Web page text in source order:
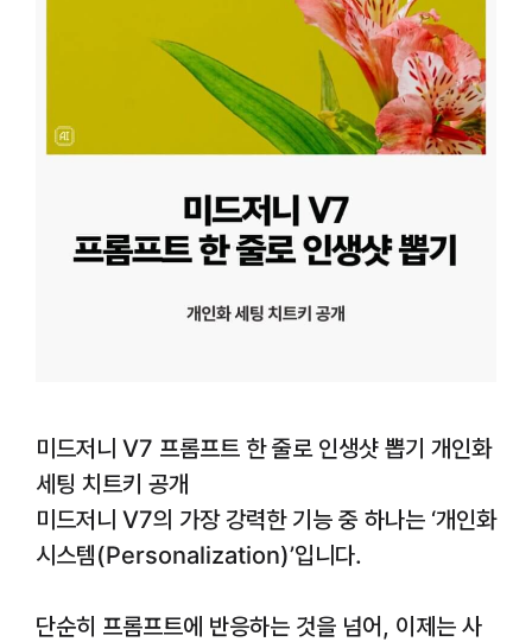
미드저니 V7 프롬프트 한 줄로 인생샷 뽑기 개인화
세팅 치트키 공개
미드저니 V7의 가장 강력한 기능 중 하나는 ‘개인화
시스템(Personalization)’입니다.
단순히 프롬프트에 반응하는 것을 넘어, 이제는 사